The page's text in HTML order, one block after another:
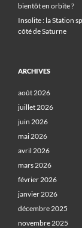
bientôt en orbite ?
Insolite : la Station
côté de Saturne
ARCHIVES
août 2026
juillet 2026
juin 2026
mai 2026
avril 2026
mars 2026
février 2026
janvier 2026
décembre 2025
novembre 2025